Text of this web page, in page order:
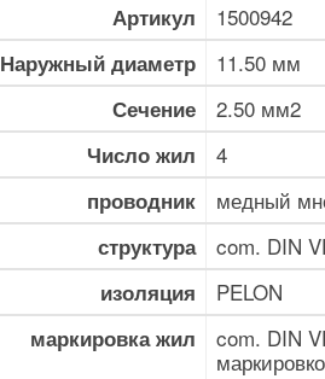
Артикул 1500942
Наружный диаметр 11.50 мм
Сечение 2.50 мм2
Число жил 4
проводник медный
структура com. DIN
изоляция PELON
маркировка жил
com. DIN